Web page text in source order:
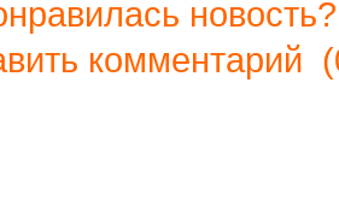
комментарий